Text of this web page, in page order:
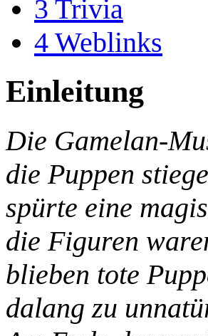
3 Trivia
4 Weblinks
Einleitung
Die Gamelan-
die Puppen
spürte eine
die Figuren
blieben tote
dalang zu